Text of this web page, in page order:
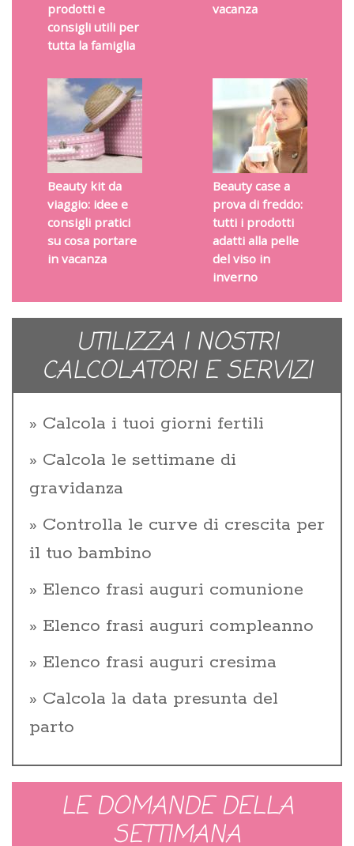
prodotti e
consigli utili per
tutta la famiglia
vacanza
Beauty kit da
viaggio: idee e
consigli pratici
su cosa portare
in vacanza
Beauty case a
prova di freddo:
tutti i prodotti
adatti alla pelle
del viso in
inverno
UTILIZZA I NOSTRI
CALCOLATORI E SERVIZI
Calcola i tuoi giorni fertili
Calcola le settimane di
gravidanza
Controlla le curve di crescita per
il tuo bambino
Elenco frasi auguri comunione
Elenco frasi auguri compleanno
Elenco frasi auguri cresima
Calcola la data presunta del
parto
LE DOMANDE DELLA
SETTIMANA